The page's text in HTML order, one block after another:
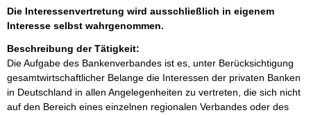
Die Interessenvertretung wird ausschließlich in eigenem
Interesse selbst wahrgenommen.
Beschreibung der Tätigkeit:
Die Aufgabe des Bankenverbandes ist es, unter Berücksichtigung
gesamtwirtschaftlicher Belange die Interessen der privaten Banken
in Deutschland in allen Angelegenheiten zu vertreten, die sich nicht
auf den Bereich eines einzelnen regionalen Verbandes oder des